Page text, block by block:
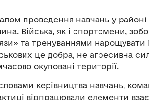
проведення навчань у
Війська, як і спортсмени,
та тренуваннями нарощувати
це добра, не агресивна
окуповані території.
керівництва навчань,
відпрацювали елементи